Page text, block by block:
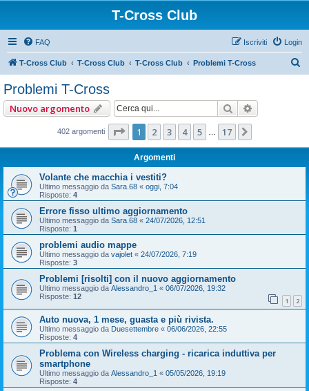
T-Cross Club
FAQ Login
Iscriviti
T-Cross Club T-Cross Club T-Cross Club Problemi T-Cross
Problemi T-Cross
Nuovo argomento Cerca
402 argomenti Pagina di 17
1 2 3 4 5 17
Argomenti
Volante che macchia i vestiti?
Ultimo messaggio da Sara.68 « oggi, 7:04
Risposte: 4
Errore fisso ultimo aggiornamento
Ultimo messaggio da Sara.68 « 24/07/2026, 12:51
Risposte: 1
problemi audio mappe
Ultimo messaggio da vajolet « 24/07/2026, 7:19
Risposte: 3
Problemi [risolti] con il nuovo aggiornamento
Ultimo messaggio da Alessandro_1 « 06/07/2026, 19:32
Risposte: 12 1 2
Auto nuova, 1 mese, guasta e più rivista.
Ultimo messaggio da Duesettembre « 06/06/2026, 22:55
Risposte: 4
Problema con Wireless charging - ricarica induttiva per
smartphone
Ultimo messaggio da Alessandro_1 « 05/05/2026, 19:19
Risposte: 4